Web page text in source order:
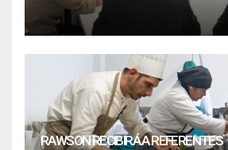
RAWSON RECIBIRÁ A REFERENTES